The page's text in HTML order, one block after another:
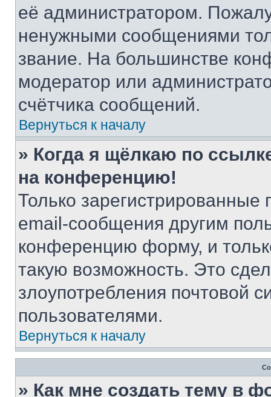
её администратором.
ненужными сообщениями
звание. На большинстве
модератор или
счётчика сообщений.
Вернуться к началу
» Когда я щёлкаю по
на конференцию!
Только зарегистрированные
email-сообщения другим
конференцию форму, и
такую возможность. Это
злоупотребления почтовой
пользователями.
Вернуться к началу
» Как мне создать тему в